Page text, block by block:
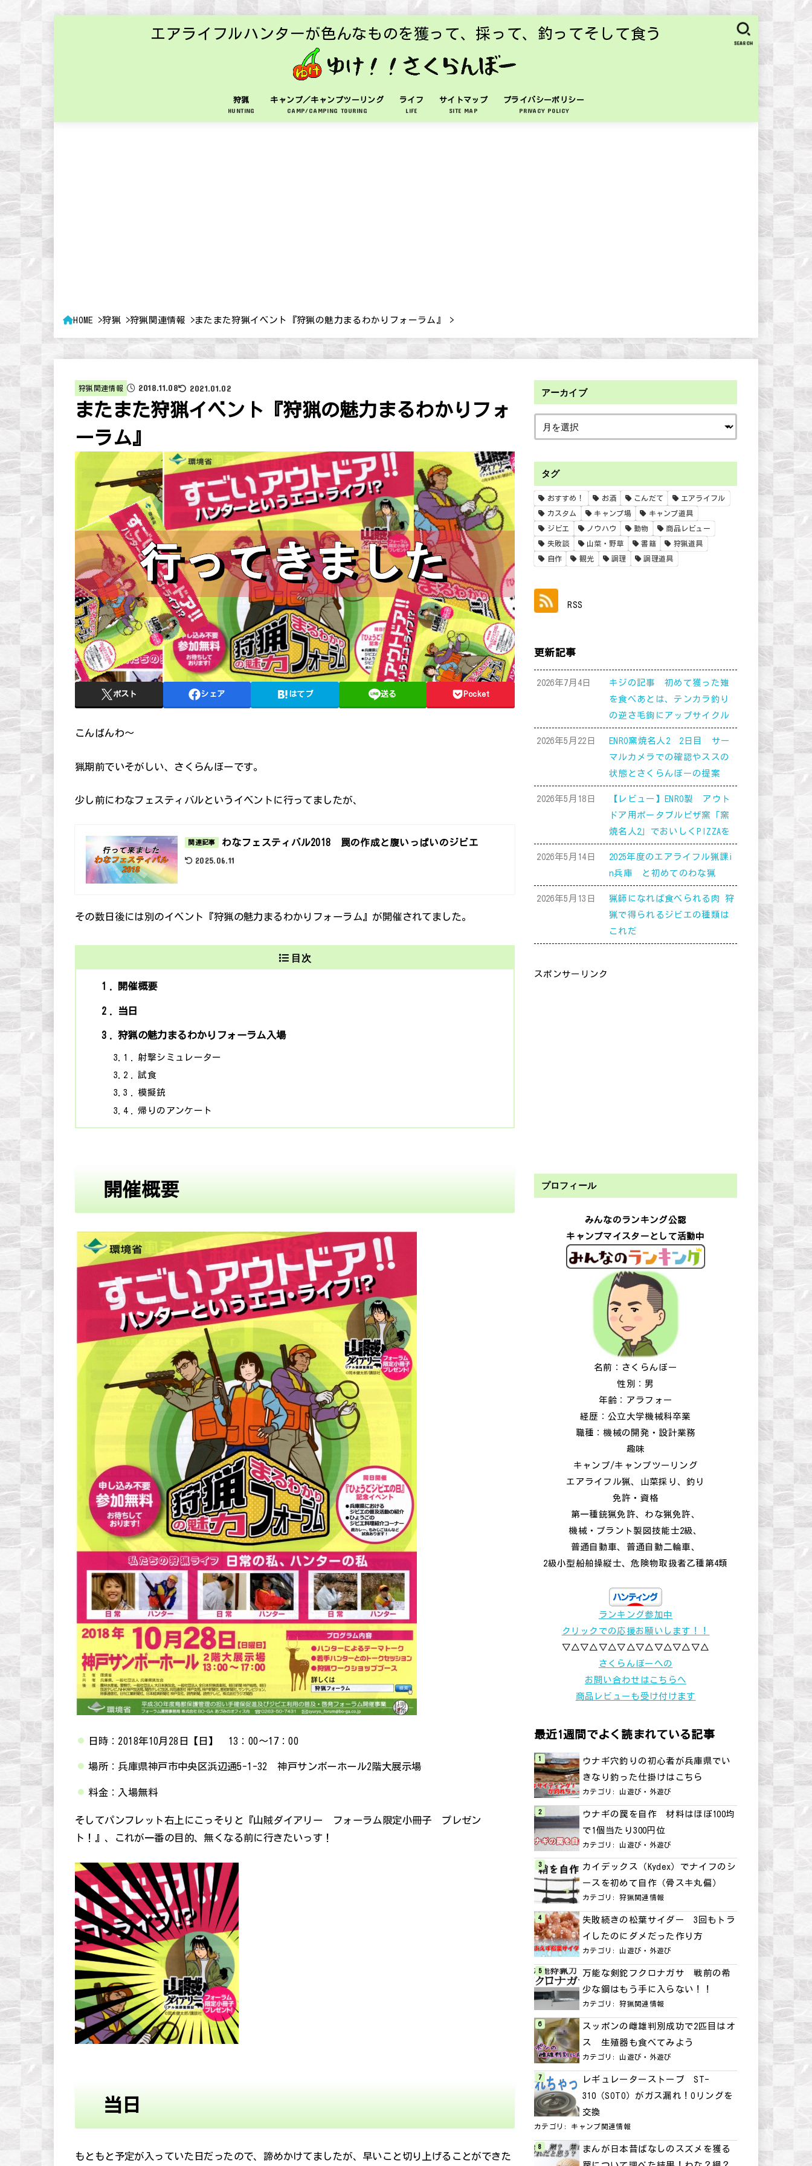
エアライフルハンターが色んなものを獲って、採って、釣ってそして食う
狩猟
HUNTING
キャンプ／キャンプツーリング
CAMP/CAMPING TOURING
ライフ
LIFE
サイトマップ
SITE MAP
プライバシーポリシー
PRIVACY POLICY
SEARCH
HOME 狩猟 狩猟関連情報 またまた狩猟イベント『狩猟の魅力まるわかりフォーラム』
狩猟関連情報 2018.11.08 2021.01.02
またまた狩猟イベント『狩猟の魅力まるわかりフォ
ーラム』
ポスト シェア はてブ 送る Pocket
こんばんわ～
猟期前でいそがしい、さくらんぼーです。
少し前にわなフェスティバルというイベントに行ってましたが、
関連記事
わなフェスティバル2018 罠の作成と腹いっぱいのジビエ
2025.06.11
その数日後には別のイベント『狩猟の魅力まるわかりフォーラム』が開催されてました。
目次
1 開催概要
2 当日
3 狩猟の魅力まるわかりフォーラム入場
3.1
射撃シミュレーター
3.2
試食
3.3
模擬銃
3.4
帰りのアンケート
開催概要
日時：2018年10月28日【日】 13：00～17：00
場所：兵庫県神戸市中央区浜辺通5-1-32 神戸サンボーホール2階大展示場
料金：入場無料
そしてパンフレット右上にこっそりと『山賊ダイアリー フォーラム限定小冊子 プレゼン
ト！』、これが一番の目的、無くなる前に行きたいっす！
当日
もともと予定が入っていた日だったので、諦めかけてましたが、早いこと切り上げることができた
アーカイブ
タグ
おすすめ！ お酒 こんだて エアライフル
カスタム キャンプ場 キャンプ道具
ジビエ ノウハウ 動物 商品レビュー
失敗談 山菜・野草 書籍 狩猟道具
自作 観光 調理 調理道具
RSS
更新記事
2026年7月4日
キジの記事 初めて獲った雉
を食べあとは、テンカラ釣り
の逆さ毛鉤にアップサイクル
2026年5月22日
ENRO窯焼名人2 2日目 サー
マルカメラでの確認やススの
状態とさくらんぼーの提案
2026年5月18日
【レビュー】ENRO製 アウト
ドア用ポータブルピザ窯「窯
焼名人2」でおいしくPIZZAを
2026年5月14日
2025年度のエアライフル猟課i
n兵庫 と初めてのわな猟
2026年5月13日
猟師になれば食べられる肉 狩
猟で得られるジビエの種類は
これだ
スポンサーリンク
プロフィール
みんなのランキング公認
キャンプマイスターとして活動中
名前：さくらんぼー
性別：男
年齢：アラフォー
経歴：公立大学機械科卒業
職種：機械の開発・設計業務
趣味
キャンプ/キャンプツーリング
エアライフル猟、山菜採り、釣り
免許・資格
第一種銃猟免許、わな猟免許、
機械・プラント製図技能士2級、
普通自動車、普通自動二輪車、
2級小型船舶操縦士、危険物取扱者乙種第4類
ランキング参加中
クリックでの応援お願いします！！
▽△▽△▽△▽△▽△▽△▽△▽△
さくらんぼーへの
お問い合わせはこちらへ
商品レビューも受け付けます
最近1週間でよく読まれている記事
ウナギ穴釣りの初心者が兵庫県でい
きなり釣った仕掛けはこちら
カテゴリ: 山遊び・外遊び
ウナギの罠を自作 材料はほぼ100均
で1個当たり300円位
カテゴリ: 山遊び・外遊び
カイデックス（Kydex）でナイフのシ
ースを初めて自作（骨スキ丸偏）
カテゴリ:狩猟関連情報
失敗続きの松葉サイダー 3回もトラ
イしたのにダメだった作り方
カテゴリ: 山遊び・外遊び
万能な剣鉈フクロナガサ 戦前の希
少な鋼はもう手に入らない！！
カテゴリ:狩猟関連情報
スッポンの雌雄判別成功で2匹目はオ
ス 生殖器も食べてみよう
カテゴリ: 山遊び・外遊び
レギュレーターストーブ ST-
310（SOTO）がガス漏れ！Oリングを
交換
カテゴリ:キャンプ関連情報
まんが日本昔ばなしのスズメを獲る